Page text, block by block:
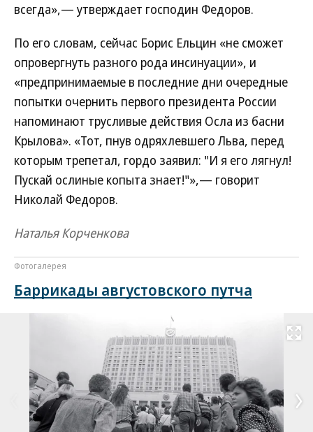
всегда»,— утверждает господин Федоров.
По его словам, сейчас Борис Ельцин «не сможет
опровергнуть разного рода инсинуации», и
«предпринимаемые в последние дни очередные
попытки очернить первого президента России
напоминают трусливые действия Осла из басни
Крылова». «Тот, пнув одряхлевшего Льва, перед
которым трепетал, гордо заявил: "И я его лягнул!
Пускай ослиные копыта знает!"»,— говорит
Николай Федоров.
Наталья Корченкова
Фотогалерея
Баррикады августовского путча
Развернуть